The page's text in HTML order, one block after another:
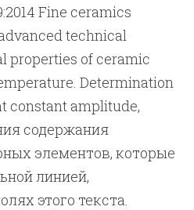
Fine ceramics
technical
properties of ceramic
Determination
constant amplitude,
содержания
элементов, которые
линией,
этого текста.